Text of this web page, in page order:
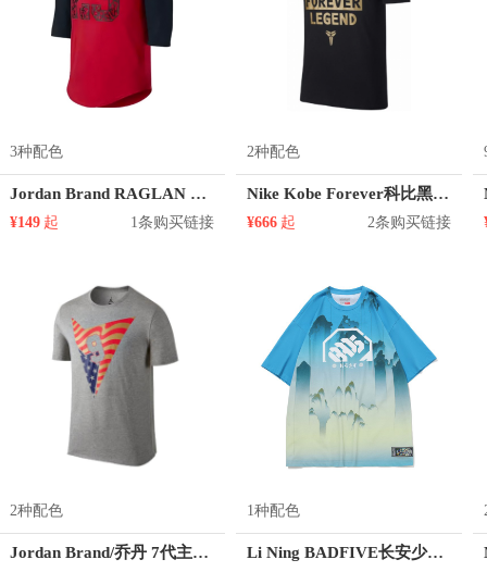
3种配色
Jordan Brand RAGLAN TOP 休闲运动七分袖T恤 男女同款 718762
¥149 起 1条购买链接
2种配色
Nike Kobe Forever科比黑金T恤 906099
¥666 起 2条购买链接
2种配色
Jordan Brand/乔丹 7代主题短袖 801132
1种配色
Li Ning BADFIVE长安少年篮球系列短袖圆领T恤 AHSQ905